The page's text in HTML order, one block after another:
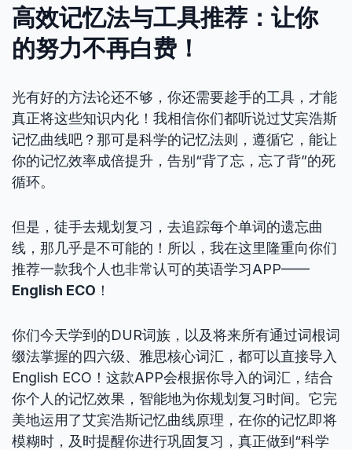
高效记忆法与工具推荐：让你
的努力不再白费！
光有好的方法论还不够，你还需要趁手的工具，才能
真正将这些知识内化！我相信你们都听说过艾宾浩斯
记忆曲线吧？那可是科学的记忆法则，遵循它，能让
你的记忆效率成倍提升，告别“背了忘，忘了背”的死
循环。
但是，徒手去规划复习，去追踪每个单词的遗忘曲
线，那几乎是不可能的！所以，我在这里隆重向你们
推荐一款我个人也非常认可的英语学习APP——
English ECO ！
你们今天学到的DUR词族，以及将来所有通过词根词
缀法掌握的四六级、雅思核心词汇，都可以直接导入
English ECO！这款APP会根据你导入的词汇，结合
你个人的记忆效果，智能地为你规划复习时间。它完
美地运用了艾宾浩斯记忆曲线原理，在你的记忆即将
模糊时，及时提醒你进行巩固复习，真正做到“科学